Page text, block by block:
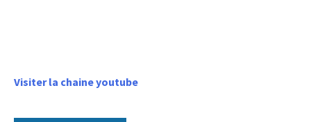
Visiter la chaine youtube